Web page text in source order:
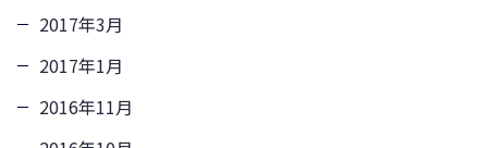
2017年3月
2017年1月
2016年11月